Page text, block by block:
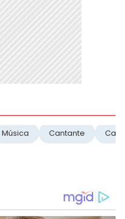
Música Cantante